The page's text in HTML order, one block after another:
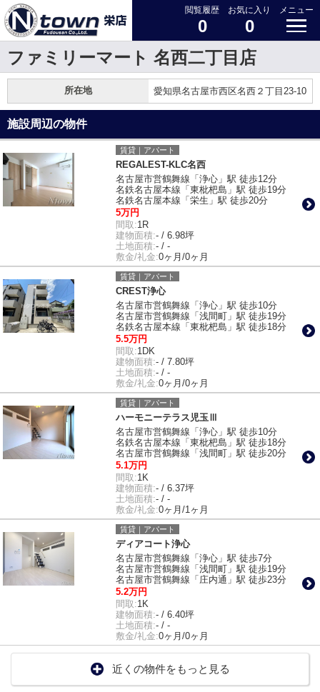
閲覧履歴
0
お気に入り
0
メニュー
ファミリーマート 名西二丁目店
所在地 愛知県名古屋市西区名西２丁目23-10
施設周辺の物件
賃貸｜アパート
REGALEST-KLC名西
名古屋市営鶴舞線「浄心」駅 徒歩12分
名鉄名古屋本線「東枇杷島」駅 徒歩19分
名鉄名古屋本線「栄生」駅 徒歩20分
5万円
間取:1R
建物面積:- / 6.98坪
土地面積:- / -
敷金/礼金:0ヶ月/0ヶ月
賃貸｜アパート
CREST浄心
名古屋市営鶴舞線「浄心」駅 徒歩10分
名古屋市営鶴舞線「浅間町」駅 徒歩19分
名鉄名古屋本線「東枇杷島」駅 徒歩18分
5.5万円
間取:1DK
建物面積:- / 7.80坪
土地面積:- / -
敷金/礼金:0ヶ月/0ヶ月
賃貸｜アパート
ハーモニーテラス児玉Ⅲ
名古屋市営鶴舞線「浄心」駅 徒歩10分
名鉄名古屋本線「東枇杷島」駅 徒歩18分
名古屋市営鶴舞線「浅間町」駅 徒歩20分
5.1万円
間取:1K
建物面積:- / 6.37坪
土地面積:- / -
敷金/礼金:0ヶ月/1ヶ月
賃貸｜アパート
ディアコート浄心
名古屋市営鶴舞線「浄心」駅 徒歩7分
名古屋市営鶴舞線「浅間町」駅 徒歩19分
名古屋市営鶴舞線「庄内通」駅 徒歩23分
5.2万円
間取:1K
建物面積:- / 6.40坪
土地面積:- / -
敷金/礼金:0ヶ月/0ヶ月
近くの物件をもっと見る